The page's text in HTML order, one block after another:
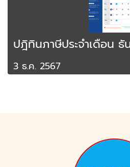
ปฎิทินภาษีประจำเดือน
3 ธ.ค. 2567